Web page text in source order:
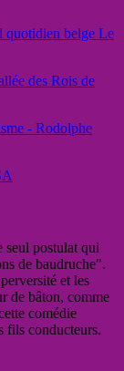
quotidien belge Le
des Rois de
- Rodolphe
seul postulat qui
de baudruche".
et les
de bâton, comme
comédie
fils conducteurs.